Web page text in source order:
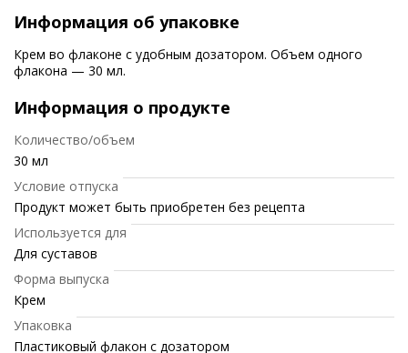
Информация об упаковке
Крем во флаконе с удобным дозатором. Объем одного
флакона — 30 мл.
Информация о продукте
Количество/объем
30 мл
Условие отпуска
Продукт может быть приобретен без рецепта
Используется для
Для суставов
Форма выпуска
Крем
Упаковка
Пластиковый флакон с дозатором